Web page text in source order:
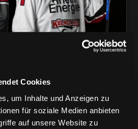
Cookies
um Inhalte und Anzeigen zu
für soziale Medien anbieten
auf unsere Website zu